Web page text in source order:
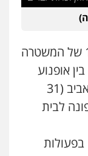
אתמול בצהריים התקבל במוקד 100 של המשטרה
אופנוע
להולך רגל ברחוב המלך ג'ורג' בתל אביב (31
מאשדוד, פונה לבית